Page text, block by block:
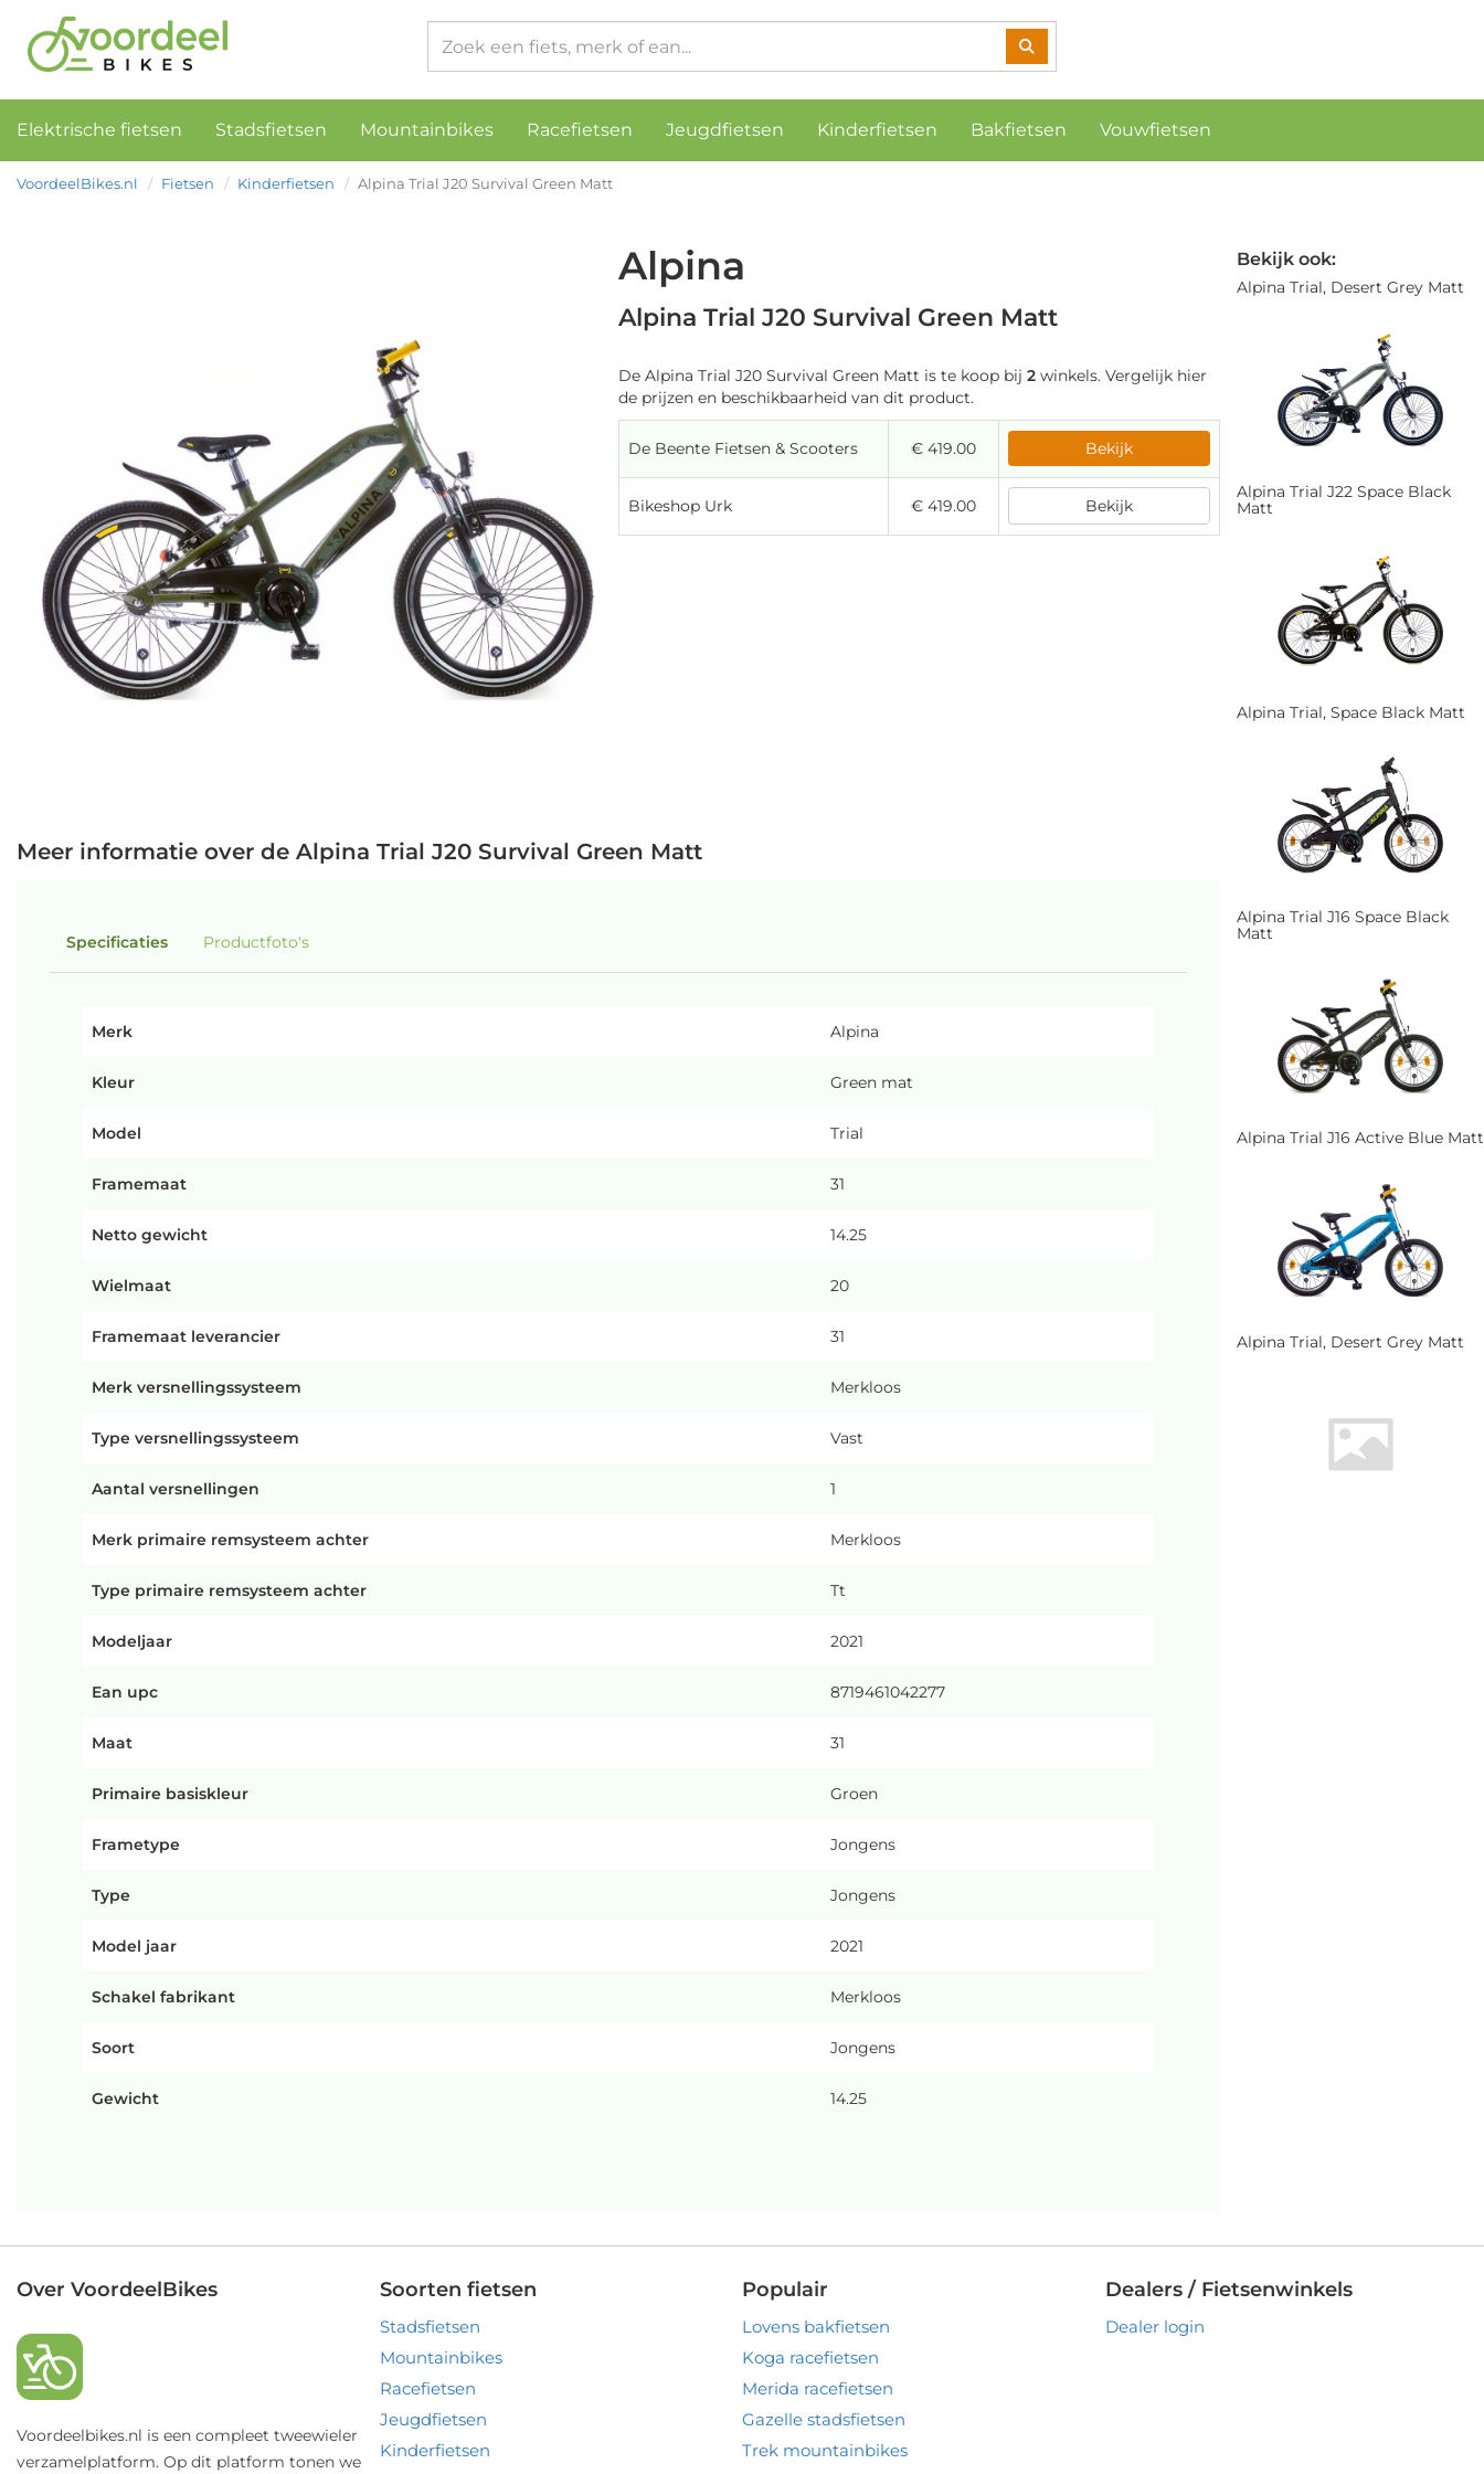
Elektrische fietsen Stadsfietsen Mountainbikes Racefietsen Jeugdfietsen Kinderfietsen Bakfietsen Vouwfietsen
VoordeelBikes.nl Fietsen Kinderfietsen Alpina Trial J20 Survival Green Matt
Alpina
Alpina Trial J20 Survival Green Matt
De Alpina Trial J20 Survival Green Matt is te koop bij 2 winkels. Vergelijk hier
de prijzen en beschikbaarheid van dit product.
De Beente Fietsen & Scooters € 419.00 Bekijk
Bikeshop Urk € 419.00 Bekijk
Meer informatie over de Alpina Trial J20 Survival Green Matt
Specificaties Productfoto's
Merk Alpina
Kleur Green mat
Model Trial
Framemaat 31
Netto gewicht 14.25
Wielmaat 20
Framemaat leverancier 31
Merk versnellingssysteem Merkloos
Type versnellingssysteem Vast
Aantal versnellingen 1
Merk primaire remsysteem achter Merkloos
Type primaire remsysteem achter Tt
Modeljaar 2021
Ean upc 8719461042277
Maat 31
Primaire basiskleur Groen
Frametype Jongens
Type Jongens
Model jaar 2021
Schakel fabrikant Merkloos
Soort Jongens
Gewicht 14.25
Bekijk ook:
Alpina Trial, Desert Grey Matt
Alpina Trial J22 Space Black
Matt
Alpina Trial, Space Black Matt
Alpina Trial J16 Space Black
Matt
Alpina Trial J16 Active Blue Matt
Alpina Trial, Desert Grey Matt
Over VoordeelBikes
Voordeelbikes.nl is een compleet tweewieler
verzamelplatform. Op dit platform tonen we
Soorten fietsen
Stadsfietsen
Mountainbikes
Racefietsen
Jeugdfietsen
Kinderfietsen
Populair
Lovens bakfietsen
Koga racefietsen
Merida racefietsen
Gazelle stadsfietsen
Trek mountainbikes
Dealers / Fietsenwinkels
Dealer login